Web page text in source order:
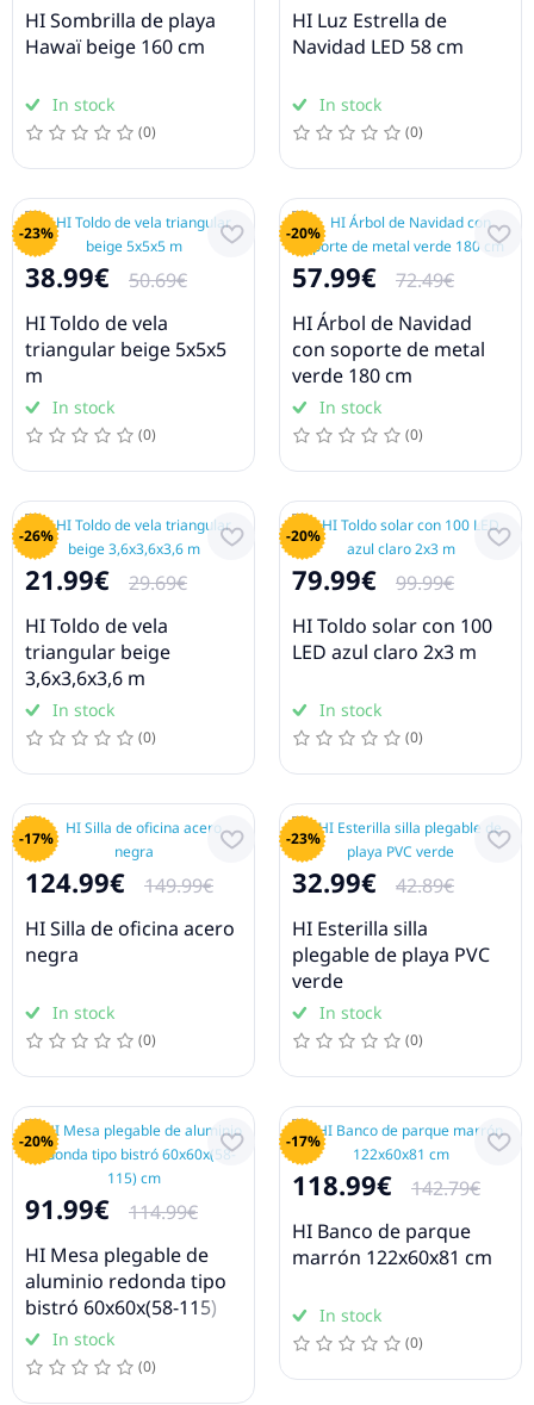
HI Sombrilla de playa
Hawaï beige 160 cm
In stock
(0)
HI Luz Estrella de
Navidad LED 58 cm
In stock
(0)
-23%
38.99€
50.69€
HI Toldo de vela
triangular beige 5x5x5
m
In stock
(0)
-20%
57.99€
72.49€
HI Árbol de Navidad
con soporte de metal
verde 180 cm
In stock
(0)
-26%
21.99€
29.69€
HI Toldo de vela
triangular beige
3,6x3,6x3,6 m
In stock
(0)
-20%
79.99€
99.99€
HI Toldo solar con 100
LED azul claro 2x3 m
In stock
(0)
-17%
124.99€
149.99€
HI Silla de oficina acero
negra
In stock
(0)
-23%
32.99€
42.89€
HI Esterilla silla
plegable de playa PVC
verde
In stock
(0)
-20%
91.99€
114.99€
HI Mesa plegable de
aluminio redonda tipo
bistró 60x60x(58-115)
cm In stock
(0)
-17%
118.99€
142.79€
HI Banco de parque
marrón 122x60x81 cm
In stock
(0)